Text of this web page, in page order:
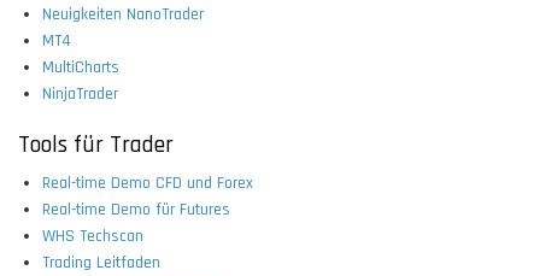
Neuigkeiten NanoTrader
MT4
MultiCharts
NinjaTrader
Tools für Trader
Real-time Demo CFD und Forex
Real-time Demo für Futures
WHS Techscan
Trading Leitfaden